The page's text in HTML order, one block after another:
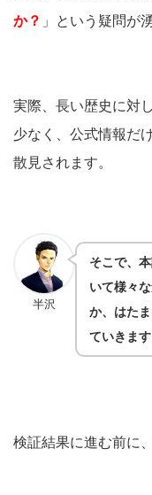
か？ 」という疑問が
実際、長い歴史に対
少なく、公式情報だ
散見されます。
半沢
そこで、
いて様々
か、はた
ていきます
検証結果に進む前に